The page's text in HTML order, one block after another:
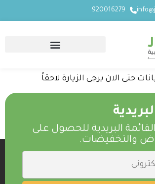
920016279
حتى الان يرجى الزيارة لاحقاً
البريدية للحصول على
والتخفيضات.